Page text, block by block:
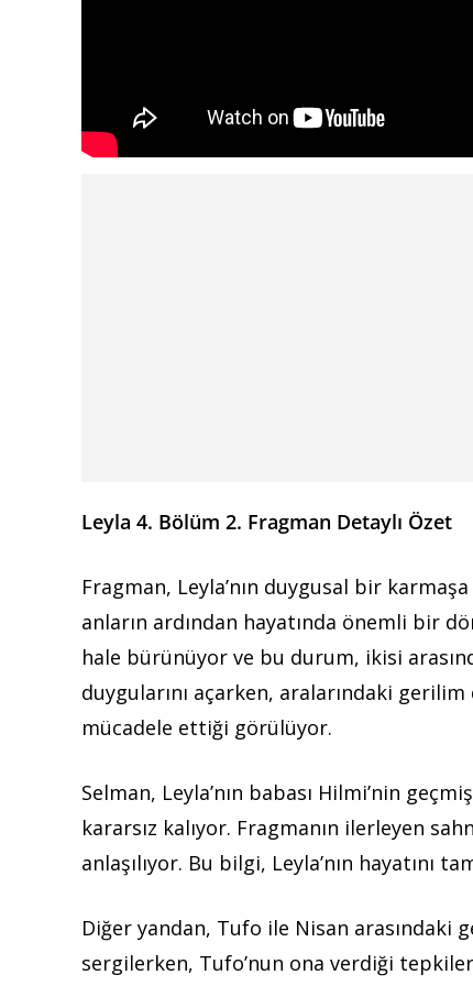
Leyla 4. Bölüm 2. Fragman Detaylı Özet
Fragman, Leyla’nın duygusal bir
anların ardından hayatında önemli bir
hale bürünüyor ve bu durum, ikisi
duygularını açarken, aralarındaki
mücadele ettiği görülüyor.
Selman, Leyla’nın babası Hilmi’nin
kararsız kalıyor. Fragmanın ilerleyen
anlaşılıyor. Bu bilgi, Leyla’nın
Diğer yandan, Tufo ile Nisan arasındaki
sergilerken, Tufo’nun ona verdiği